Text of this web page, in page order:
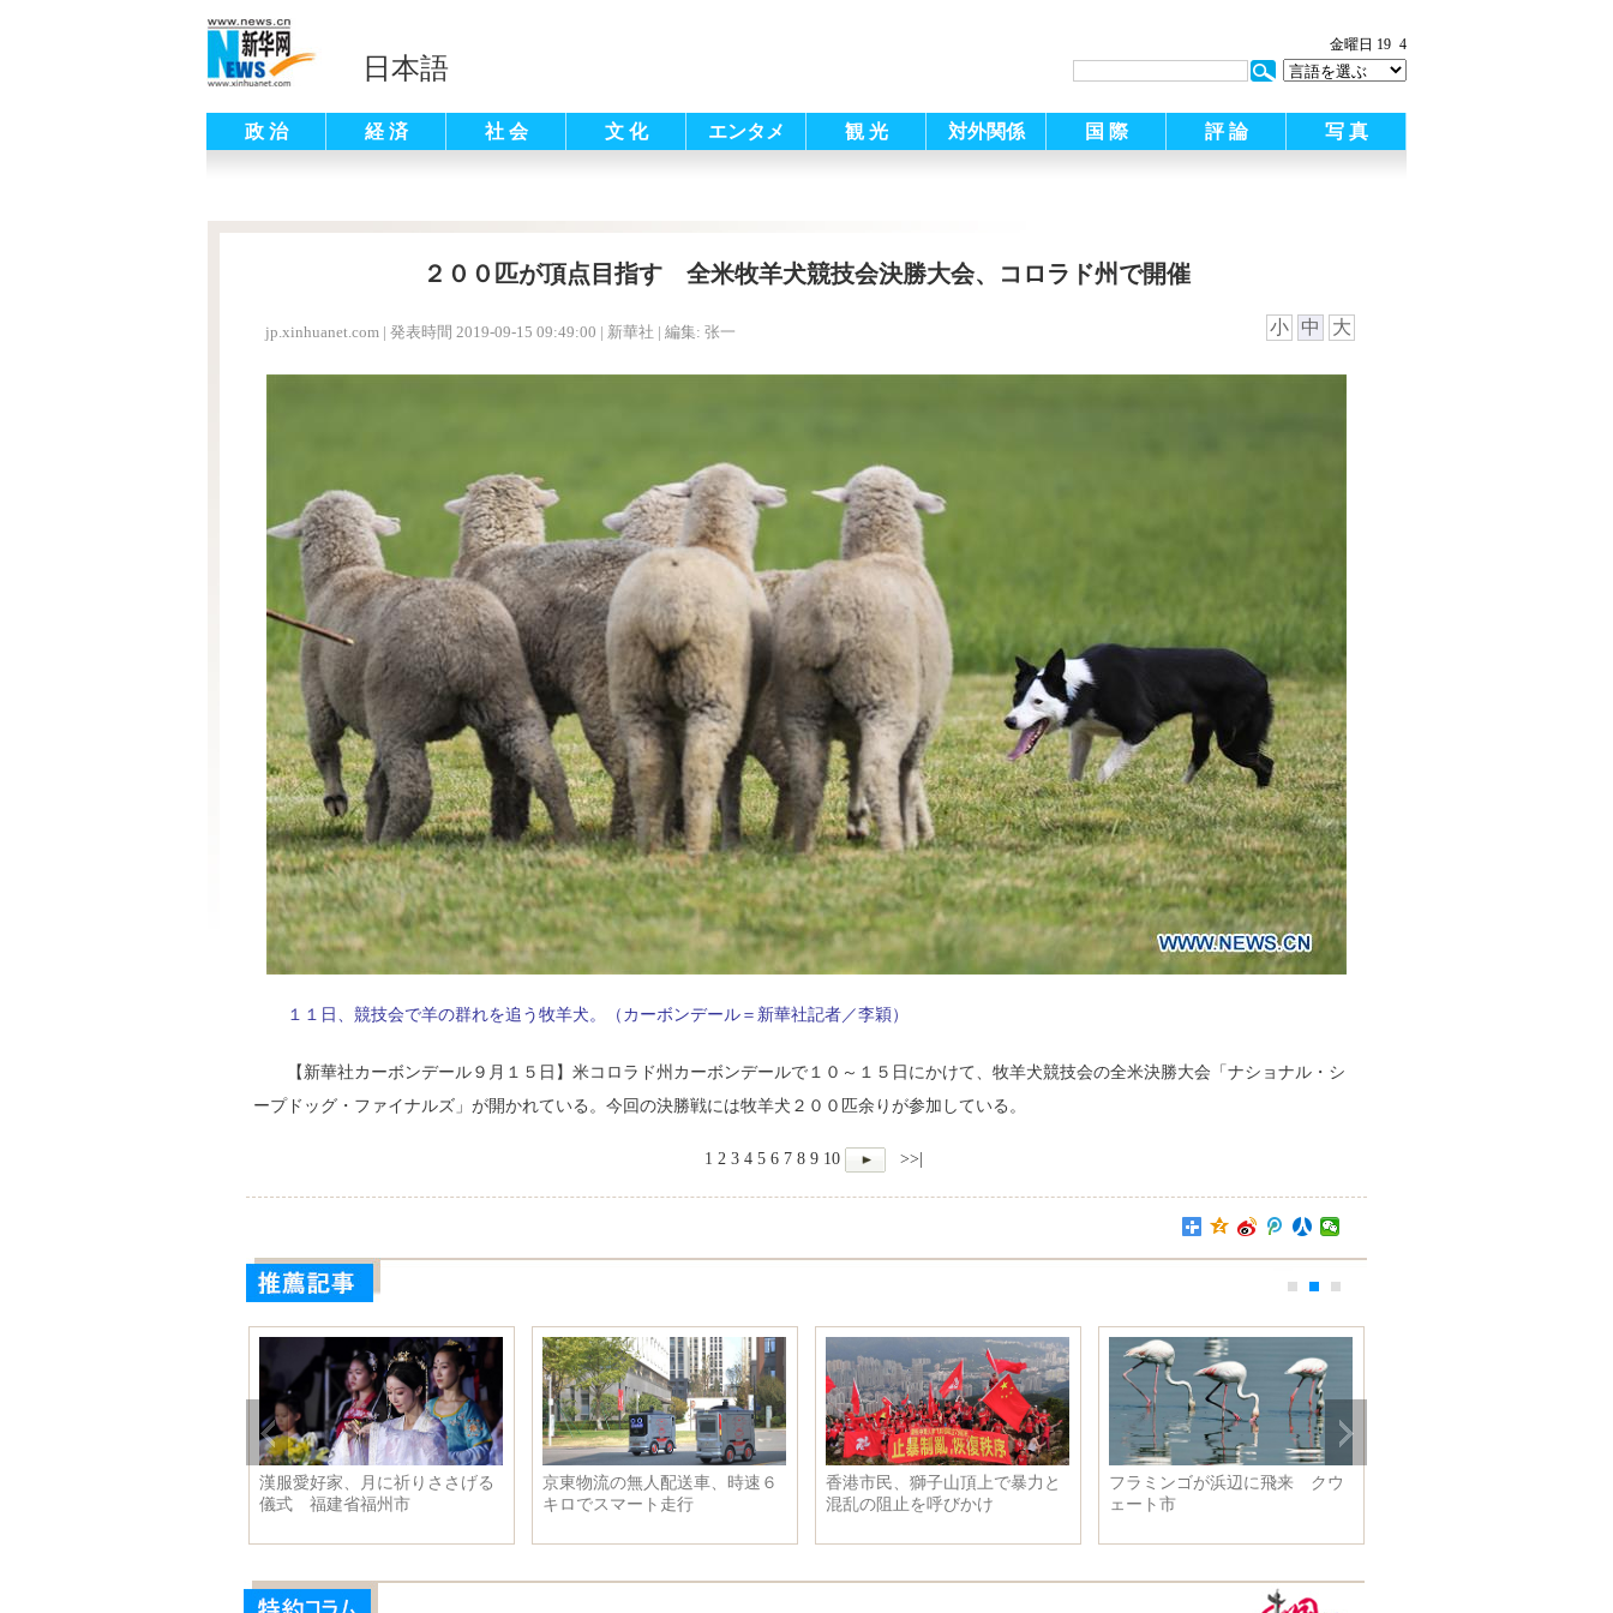
日本語
金曜日 19 4
政 治 経 済 社 会 文 化 エンタメ 観 光 対外関係 国 際 評 論 写 真
２００匹が頂点目指す 全米牧羊犬競技会決勝大会、コロラド州で開催
jp.xinhuanet.com | 発表時間 2019-09-15 09:49:00 | 新華社 | 編集: 张一 小 中 大
１１日、競技会で羊の群れを追う牧羊犬。（カーボンデール＝新華社記者／李穎）
【新華社カーボンデール９月１５日】米コロラド州カーボンデールで１０～１５日にかけて、牧羊犬競技会の全米決勝大会「ナショナル・シ
ープドッグ・ファイナルズ」が開かれている。今回の決勝戦には牧羊犬２００匹余りが参加している。
1 2 3 4 5 6 7 8 9 10 >>|
漢服愛好家、月に祈りささげる
儀式 福建省福州市
京東物流の無人配送車、時速６
キロでスマート走行
香港市民、獅子山頂上で暴力と
混乱の阻止を呼びかけ
フラミンゴが浜辺に飛来 クウ
ェート市